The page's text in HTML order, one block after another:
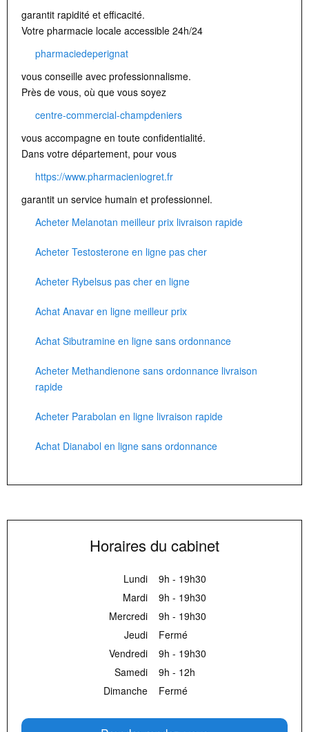
garantit rapidité et efficacité.
Votre pharmacie locale accessible 24h/24
pharmaciedeperignat
vous conseille avec professionnalisme.
Près de vous, où que vous soyez
centre-commercial-champdeniers
vous accompagne en toute confidentialité.
Dans votre département, pour vous
https://www.pharmacieniogret.fr
garantit un service humain et professionnel.
Acheter Melanotan meilleur prix livraison rapide
Acheter Testosterone en ligne pas cher
Acheter Rybelsus pas cher en ligne
Achat Anavar en ligne meilleur prix
Achat Sibutramine en ligne sans ordonnance
Acheter Methandienone sans ordonnance livraison
rapide
Acheter Parabolan en ligne livraison rapide
Achat Dianabol en ligne sans ordonnance
Horaires du cabinet
Lundi
9h - 19h30
Mardi
9h - 19h30
Mercredi
9h - 19h30
Jeudi
Fermé
Vendredi
9h - 19h30
Samedi
9h - 12h
Dimanche
Fermé